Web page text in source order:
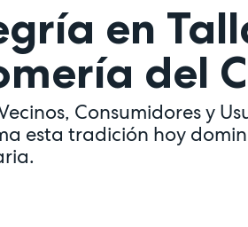
en
del
Consumidores y
esta tradición hoy